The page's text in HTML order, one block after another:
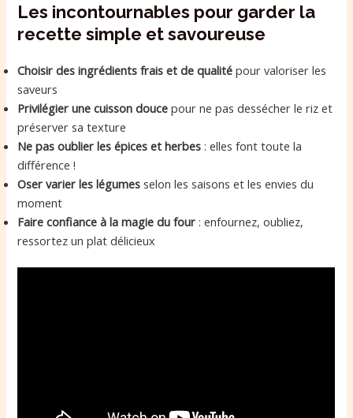
Les incontournables pour garder la
recette simple et savoureuse
Choisir des ingrédients frais et de qualité pour valoriser les
saveurs
Privilégier une cuisson douce pour ne pas dessécher le riz et
préserver sa texture
Ne pas oublier les épices et herbes : elles font toute la
différence !
Oser varier les légumes selon les saisons et les envies du
moment
Faire confiance à la magie du four : enfournez, oubliez,
ressortez un plat délicieux